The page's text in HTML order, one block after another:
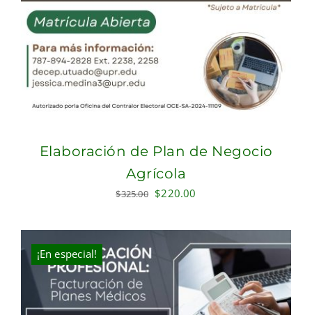
Elaboración de Plan de Negocio
Agrícola
$325.00 Original
was:
$325.00.
$220.00
is:
$220.00.
¡En especial!